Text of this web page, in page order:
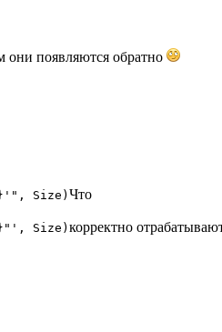
они появляются обратно
Size) Что
Size) корректно